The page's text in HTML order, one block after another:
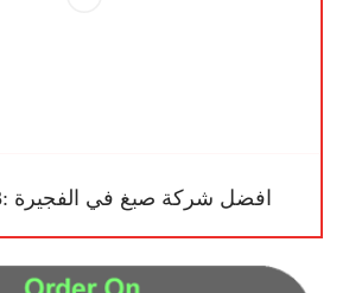
افضل شركة صبغ في الفجيرة :0567441753